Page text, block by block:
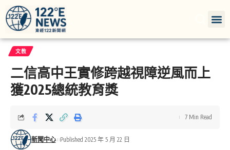
文教
二信高中王實修跨越視障逆風而上
獲2025總統教育獎
新聞中心 Published 2025 年 5 月 22 日
7 Min Read